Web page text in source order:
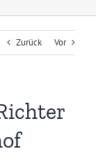
Zurück Vor